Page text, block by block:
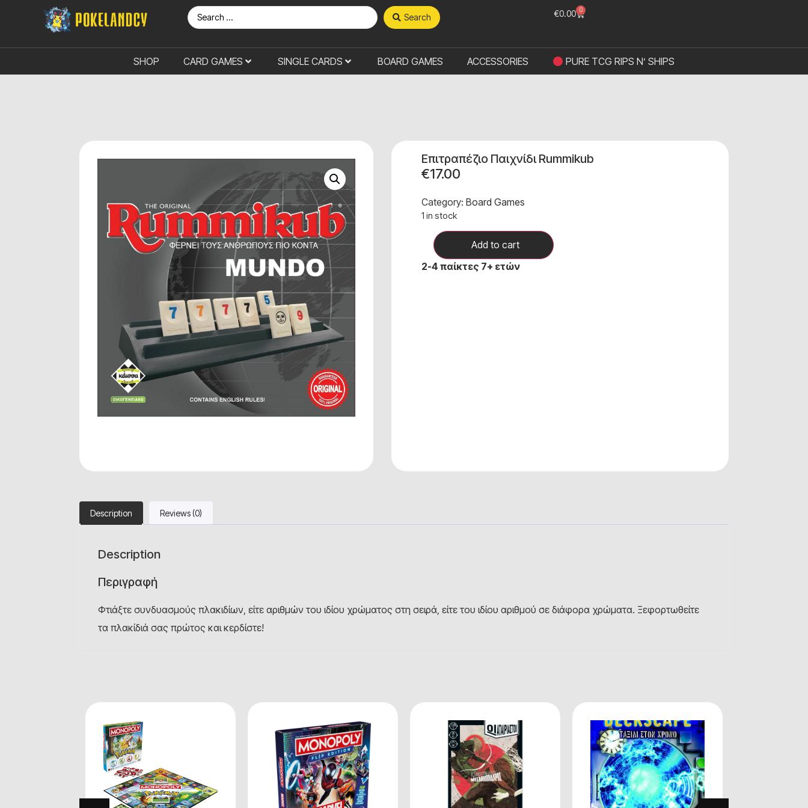
Search €0.00 0
SHOP CARD GAMES SINGLE CARDS BOARD GAMES ACCESSORIES PURE TCG RIPS N’ SHIPS
Επιτραπέζιο Παιχνίδι Rummikub
€17.00
Category:Board Games
1 in stock
Add to cart
2-4 παίκτες 7+ ετών
Description Reviews (0)
Description
Περιγραφή
Φτιάξτε συνδυασμούς πλακιδίων, είτε αριθμών του ιδίου χρώματος στη σειρά, είτε του ιδίου αριθμού σε διάφορα χρώματα. Ξεφορτωθείτε
τα πλακίδιά σας πρώτος και κερδίστε!